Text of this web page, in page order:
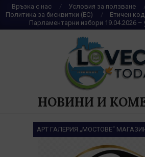
Skip
to
content
Връзка с нас Условия за ползване
Политика за бисквитки (ЕС)
Етичен
Парламентарни избори 19.04.2026 –
НОВИНИ И
АРТ ГАЛЕРИЯ „МОСТОВЕ“